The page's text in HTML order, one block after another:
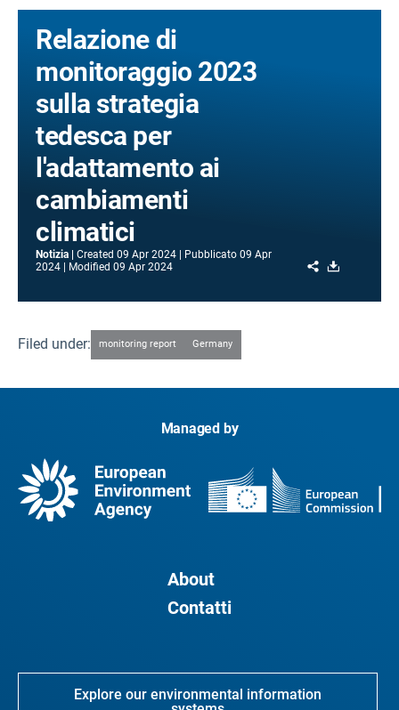
Relazione di
monitoraggio 2023
sulla strategia
tedesca per
l'adattamento ai
cambiamenti
climatici
Notizia Created 09 Apr 2024 Pubblicato 09 Apr
2024
Modified 09 Apr 2024 Share
Filed under: monitoring report Germany
Managed by
About
Contatti
Explore our environmental information